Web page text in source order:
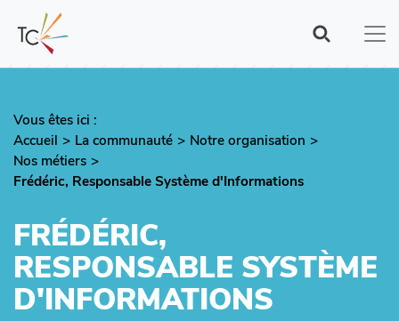
contenu
principal
Vous êtes ici :
Fil
d'Ariane
Accueil La communauté
Notre organisation
Nos métiers
Frédéric, Responsable Système d'Informations
FRÉDÉRIC,
RESPONSABLE SYSTÈME
D'INFORMATIONS